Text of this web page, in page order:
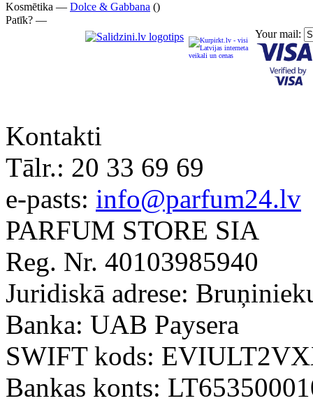
Kosmētika — Dolce & Gabbana ()
Patīk? —
Your mail:
Kontakti
Tālr.: 20 33 69 69
e-pasts: info@parfum24.lv
PARFUM STORE SIA
Reg. Nr. 40103985940
Juridiskā adrese:
Banka: UAB Paysera
SWIFT kods:
Bankas konts: